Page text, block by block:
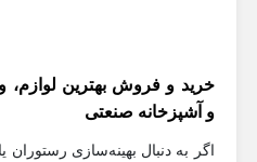
خرید و فروش بهترین لوازم،
و آشپزخانه صنعتی
اگر به دنبال بهینه‌سازی رستوران